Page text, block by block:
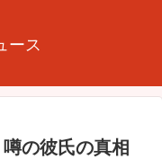
ース
の彼氏の真相